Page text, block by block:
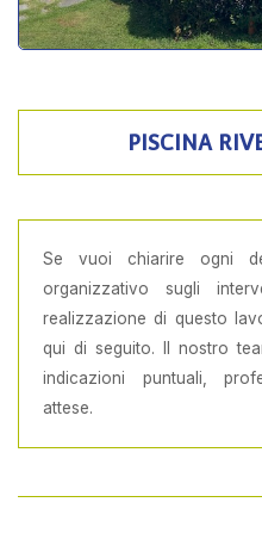
PISCINA
Se vuoi chiarire ogni
organizzativo sugli
realizzazione di questo
qui di seguito. Il nostro
indicazioni puntuali,
attese.